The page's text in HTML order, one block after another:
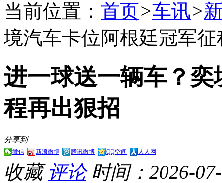
当前位置： 首页>车讯>
境汽车卡位阿根廷冠军
进一球送一辆车？
程再出狠招
分享到
微信 新浪微博 腾讯微博 QQ空间 人人网
收藏 评论 时间：2026-